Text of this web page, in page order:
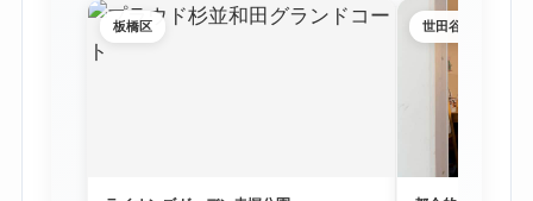
板橋区 世田谷区